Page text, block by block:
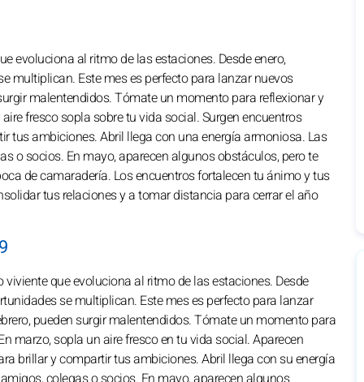
evoluciona al ritmo de las estaciones. Desde enero,
multiplican. Este mes es perfecto para lanzar nuevos
malentendidos. Tómate un momento para reflexionar y
fresco sopla sobre tu vida social. Surgen encuentros
tus ambiciones. Abril llega con una energía armoniosa. Las
o socios. En mayo, aparecen algunos obstáculos, pero te
de camaradería. Los encuentros fortalecen tu ánimo y tus
tus relaciones y a tomar distancia para cerrar el año
que evoluciona al ritmo de las estaciones. Desde
se multiplican. Este mes es perfecto para lanzar
pueden surgir malentendidos. Tómate un momento para
marzo, sopla un aire fresco en tu vida social. Aparecen
brillar y compartir tus ambiciones. Abril llega con su energía